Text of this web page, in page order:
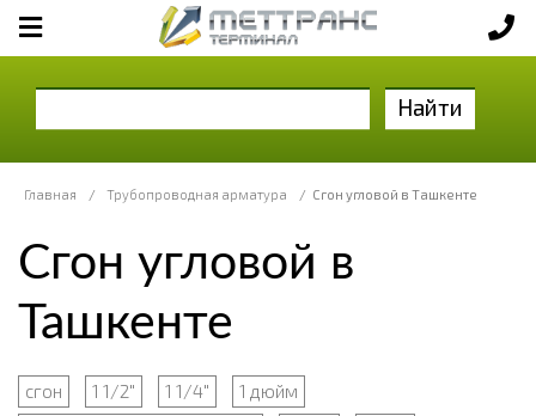
Найти
Главная / Трубопроводная арматура / Сгон угловой в Ташкенте
Сгон угловой в
Ташкенте
сгон 1 1/2" 1 1/4"
1 дюйм